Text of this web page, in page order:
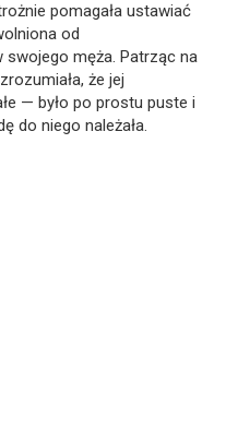
pomagała ustawiać
od
swojego męża. Patrząc na
że jej
— było po prostu puste i
do niego należała.